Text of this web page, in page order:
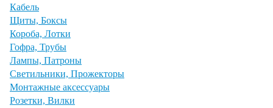
Кабель
Щиты, Боксы
Короба, Лотки
Гофра, Трубы
Лампы, Патроны
Светильники, Прожекторы
Монтажные аксессуары
Розетки, Вилки